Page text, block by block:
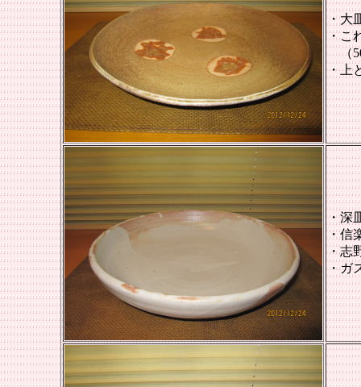
・大
・こ
（
・上
・深
・信
・志
・ガ